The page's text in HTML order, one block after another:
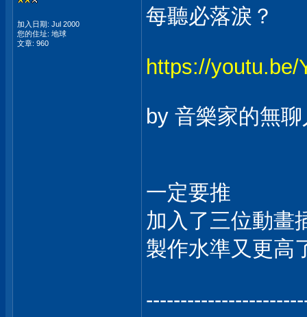
加入日期: Jul 2000
您的住址: 地球
文章: 960
每聽必落淚？
https://youtu.be/
by 音樂家的無
一定要推
加入了三位動畫
製作水準又更高